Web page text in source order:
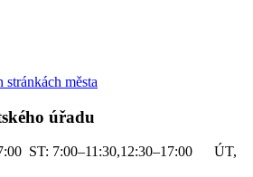
města
úřadu
ST: 7:00–11:30,12:30–17:00 ÚT,